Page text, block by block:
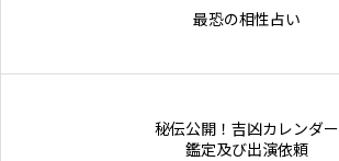
最恐の相性占い
秘伝公開！吉凶カレンダー
鑑定及び出演依頼